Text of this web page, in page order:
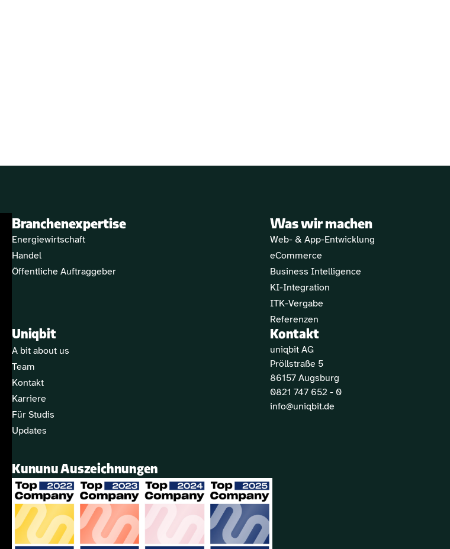
Branchenexpertise
Energiewirtschaft
Handel
Öffentliche Auftraggeber
Was wir machen
Web- & App-Entwicklung
eCommerce
Business Intelligence
KI-Integration
ITK-Vergabe
Referenzen
Uniqbit
A bit about us
Team
Kontakt
Karriere
Für Studis
Updates
Kontakt
uniqbit AG
Pröllstraße 5
86157 Augsburg
0821 747 652 - 0
info@uniqbit.de
Kununu Auszeichnungen